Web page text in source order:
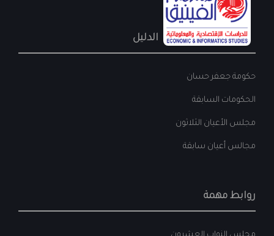
الدليل
حكومة جعفر حسان
الحكومات السابقة
مجلس الأعيان الثلاثون
مجالس أعيان سابقة
روابط مهمة